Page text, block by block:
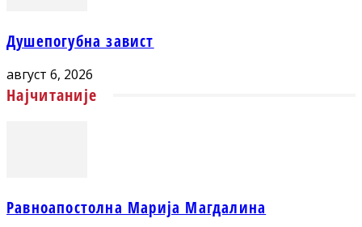
Душепогубна завист
август 6, 2026
Најчитаније
Равноапостолна Марија Магдалина